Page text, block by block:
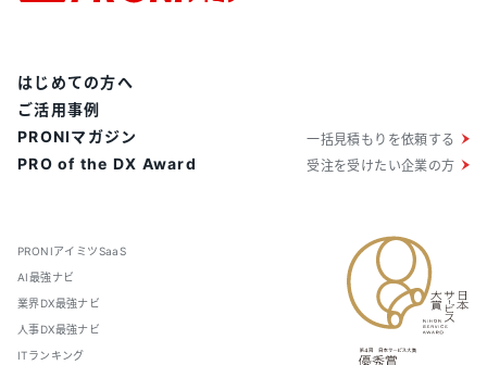
PRONIアイミツSaaS
AI最強ナビ
業界DX最強ナビ
人事DX最強ナビ
ITランキング
はじめての方へ
ご活用事例
PRONIマガジン
PRO of the DX Award
一括見積もりを依頼する
受注を受けたい企業の方